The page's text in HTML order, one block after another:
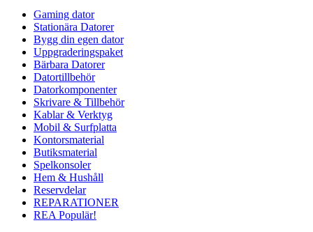
Gaming dator
Stationära Datorer
Bygg din egen dator
Uppgraderingspaket
Bärbara Datorer
Datortillbehör
Datorkomponenter
Skrivare & Tillbehör
Kablar & Verktyg
Mobil & Surfplatta
Kontorsmaterial
Butiksmaterial
Spelkonsoler
Hem & Hushåll
Reservdelar
REPARATIONER
REA Populär!